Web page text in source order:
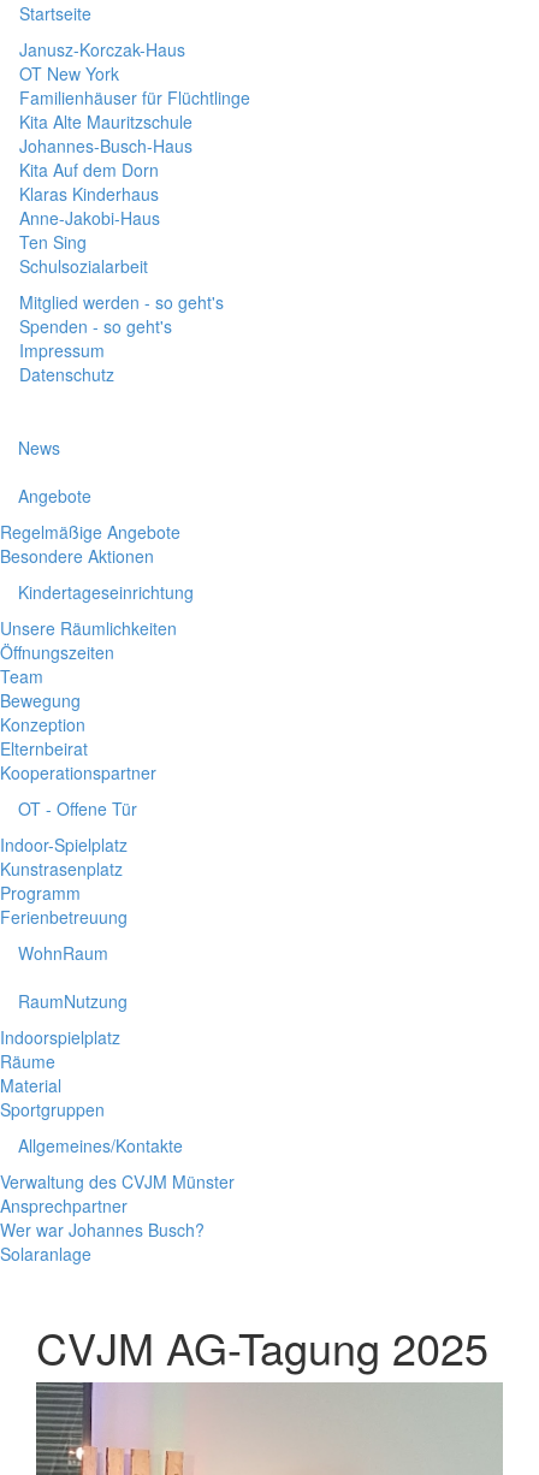
Startseite
Janusz-Korczak-Haus
OT New York
Familienhäuser für Flüchtlinge
Kita Alte Mauritzschule
Johannes-Busch-Haus
Kita Auf dem Dorn
Klaras Kinderhaus
Anne-Jakobi-Haus
Ten Sing
Schulsozialarbeit
Mitglied werden - so geht's
Spenden - so geht's
Impressum
Datenschutz
News
Angebote
Regelmäßige Angebote
Besondere Aktionen
Kindertageseinrichtung
Unsere Räumlichkeiten
Öffnungszeiten
Team
Bewegung
Konzeption
Elternbeirat
Kooperationspartner
OT - Offene Tür
Indoor-Spielplatz
Kunstrasenplatz
Programm
Ferienbetreuung
WohnRaum
RaumNutzung
Indoorspielplatz
Räume
Material
Sportgruppen
Allgemeines/Kontakte
Verwaltung des CVJM Münster
Ansprechpartner
Wer war Johannes Busch?
Solaranlage
CVJM AG-Tagung 2025